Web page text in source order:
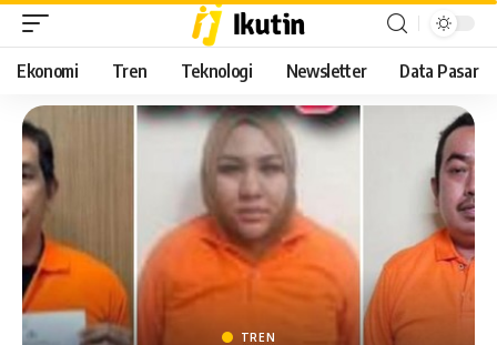
Ekonomi Tren Teknologi Newsletter Data Pasar
TREN